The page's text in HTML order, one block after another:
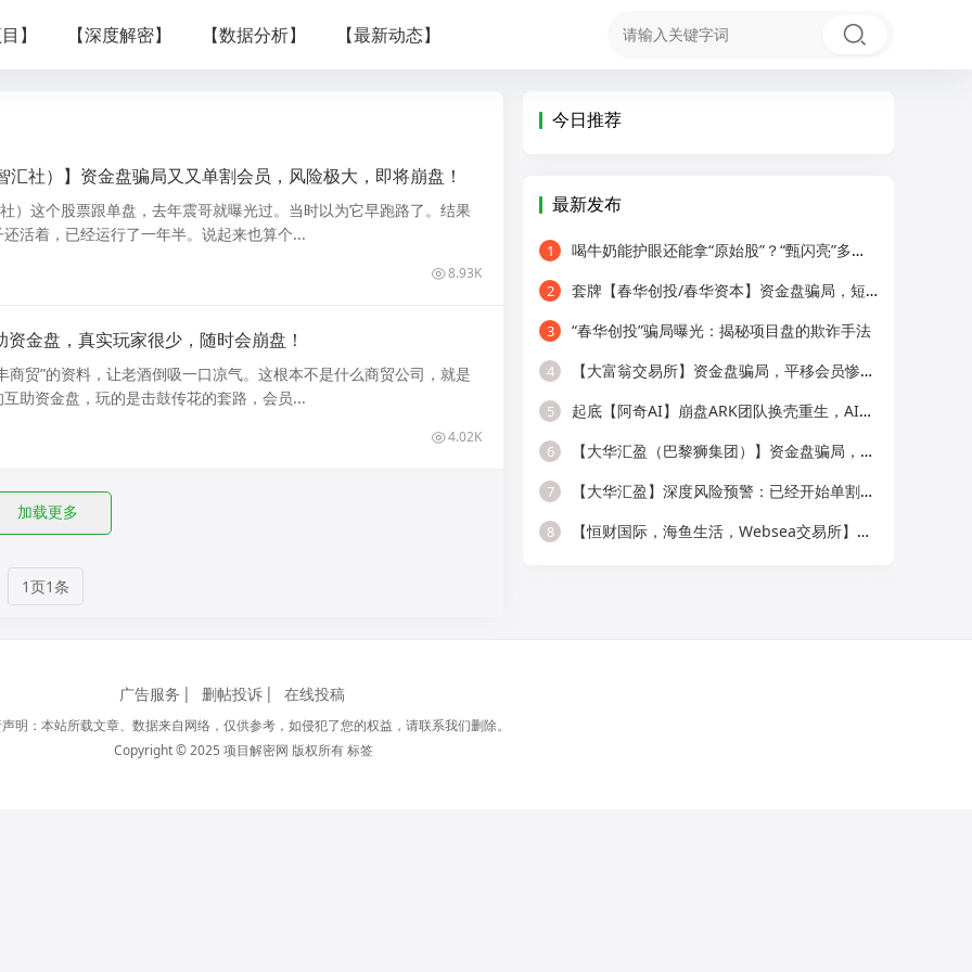
】 【深度解密】 【数据分析】 【最新动态】
汇社）】资金盘骗局又又单割会员，风险极大，即将崩盘！
）这个股票跟单盘，去年震哥就曝光过。当时以为它早跑路了。结果
活着，已经运行了一年半。说起来也算个...
8.93K
金盘，真实玩家很少，随时会崩盘！
商贸”的资料，让老酒倒吸一口凉气。这根本不是什么商贸公司，就是
助资金盘，玩的是击鼓传花的套路，会员...
4.02K
加载更多
1页1条
今日推荐
最新发布
1 喝牛奶能护眼还能拿“原始股”？“甄闪亮”多级代理被疑传销！
2 套牌【春华创投/春华资本】资金盘骗局，短期收割快杀盘，远离！
3 “春华创投”骗局曝光：揭秘项目盘的欺诈手法
4 【大富翁交易所】资金盘骗局，平移会员惨遭全割，提现直接封号！
5 起底【阿奇AI】崩盘ARK团队换壳重生，AI风口外衣，还是老牌分销套路！
6 【大华汇盈（巴黎狮集团）】资金盘骗局，冒用正规企业名称，大量单割会员，
7 【大华汇盈】深度风险预警：已经开始单割，会员抓紧提现！！！
8 【恒财国际，海鱼生活，Websea交易所】这3个项目随时崩盘跑路，赶快远离！
广告服务 删帖投诉 在线投稿
明：本站所载文章、数据来自网络，仅供参考，如侵犯了您的权益，请联系我们删除。
Copyright © 2025 项目解密网 版权所有标签